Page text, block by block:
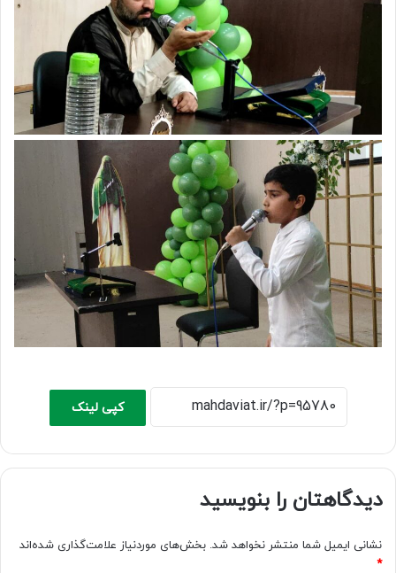
کپی لینک
دیدگاهتان را بنویسید
نشانی ایمیل شما منتشر نخواهد شد. بخش‌های موردنیاز علامت‌گذاری شده‌اند
*